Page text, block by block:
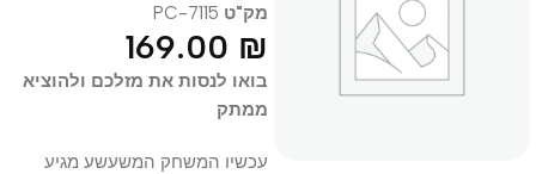
מק"ט PC-7115
169.00 ₪
בואו לנסות את מזלכם ולהוציא
ממתק
עכשיו המשחק המשעשע מגיע